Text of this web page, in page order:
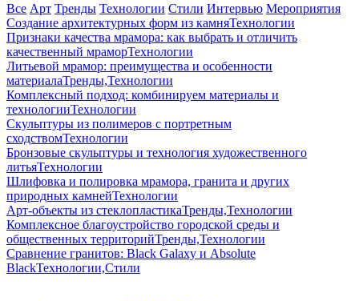
Все Арт Тренды Технологии Стили Интервью Мероприятия
Создание архитектурных форм из камняТехнологии
Признаки качества мрамора: как выбрать и отличить
качественный мраморТехнологии
Литьевой мрамор: преимущества и особенности
материалаТренды,Технологии
Комплексный подход: комбинируем материалы и
технологииТехнологии
Скульптуры из полимеров с портретным
сходствомТехнологии
Бронзовые скульптуры и технология художественного
литьяТехнологии
Шлифовка и полировка мрамора, гранита и других
природных камнейТехнологии
Арт-объекты из стеклопластикаТренды,Технологии
Комплексное благоустройство городской среды и
общественных территорийТренды,Технологии
Сравнение гранитов: Black Galaxy и Absolute
BlackТехнологии,Стили